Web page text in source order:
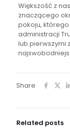
Większość z
znaczącego
pokoju,
administracji
lub pierwszymi
Share
Related posts